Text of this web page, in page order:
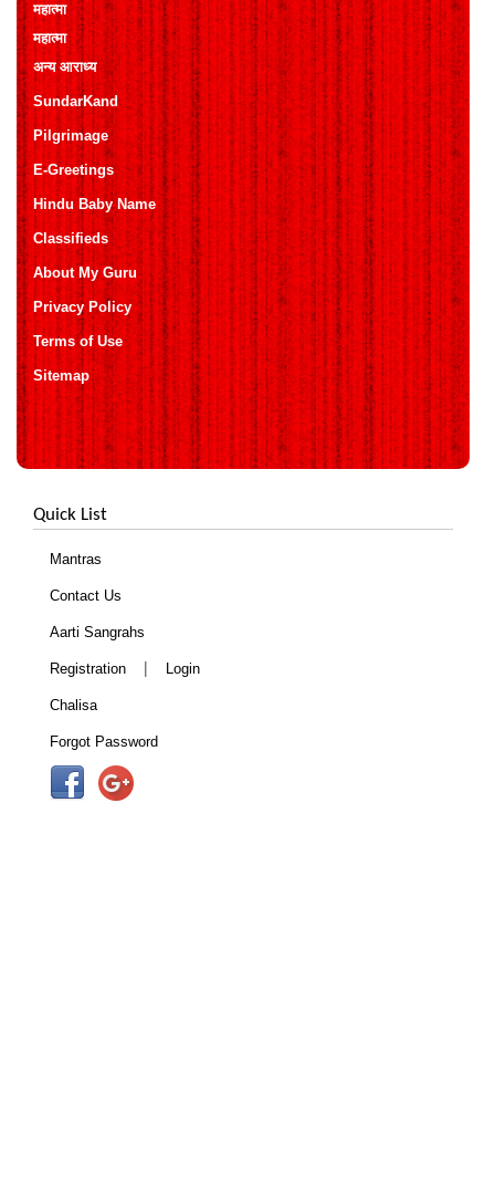
महात्मा
महात्मा
अन्य आराध्य
SundarKand
Pilgrimage
E-Greetings
Hindu Baby Name
Classifieds
About My Guru
Privacy Policy
Terms of Use
Sitemap
Quick List
Mantras
Contact Us
Aarti Sangrahs
Registration | Login
Chalisa
Forgot Password